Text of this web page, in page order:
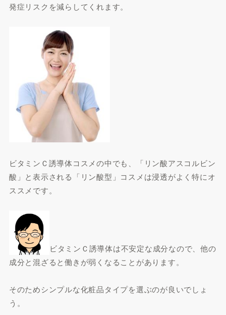
発症リスクを減らしてくれます。
ビタミンＣ誘導体コスメの中でも、「リン酸アスコルビン
酸」と表示される「リン酸型」コスメは浸透がよく特にオ
ススメです。
ビタミンＣ誘導体は不安定な成分なので、他の
成分と混ざると働きが弱くなることがあります。
そのためシンプルな化粧品タイプを選ぶのが良いでしょ
う。